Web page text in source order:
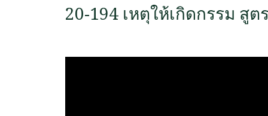
20-194 เหตุให้เกิดกรรม สูต